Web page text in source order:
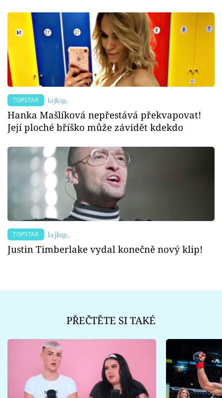
TOPSTAR
Hanka Mašlíková nepřestává překvapovat!
Její ploché bříško může závidět kdekdo
TOPSTAR
Justin Timberlake vydal konečně nový klip!
PŘEČTĚTE SI TAKÉ